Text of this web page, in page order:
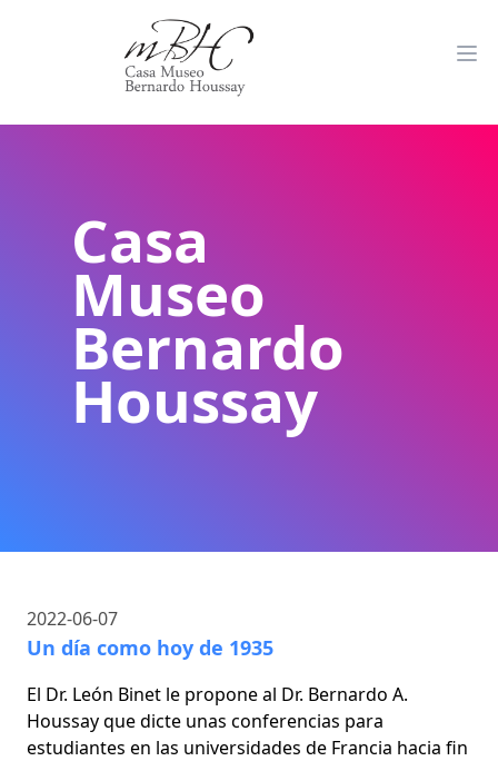
Casa
Museo
Bernardo
Houssay
2022-06-07
Un día como hoy de 1935
El Dr. León Binet le propone al Dr. Bernardo A.
Houssay que dicte unas conferencias para
estudiantes en las universidades de Francia hacia fin